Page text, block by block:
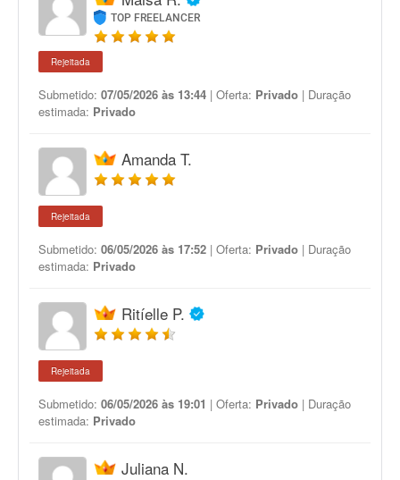
TOP FREELANCER
Rejeitada
Submetido: 07/05/2026 às 13:44 | Oferta: Privado | Duração
estimada: Privado
Amanda T.
Rejeitada
Submetido: 06/05/2026 às 17:52 | Oferta: Privado | Duração
estimada: Privado
Ritíelle P.
Rejeitada
Submetido: 06/05/2026 às 19:01 | Oferta: Privado | Duração
estimada: Privado
Juliana N.